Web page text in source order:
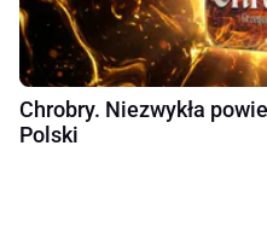
Chrobry. Niezwykła
Polski